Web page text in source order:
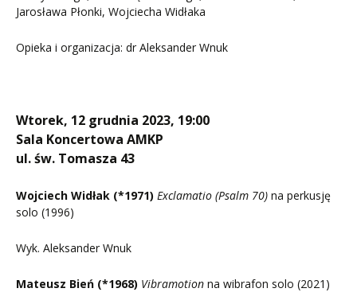
Jarosława Płonki, Wojciecha Widłaka
Opieka i organizacja: dr Aleksander Wnuk
Wtorek, 12 grudnia 2023, 19:00
Sala Koncertowa AMKP
ul. św. Tomasza 43
Wojciech Widłak (*1971) Exclamatio (Psalm 70) na perkusję
solo (1996)
Wyk. Aleksander Wnuk
Mateusz Bień (*1968) Vibramotion na wibrafon solo (2021)